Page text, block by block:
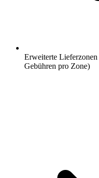
Erweiterte
Gebühren pro Zone)